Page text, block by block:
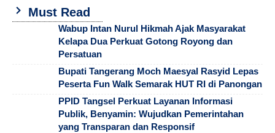
Must Read
Wabup Intan Nurul Hikmah Ajak Masyarakat
Kelapa Dua Perkuat Gotong Royong dan
Persatuan
Bupati Tangerang Moch Maesyal Rasyid Lepas
Peserta Fun Walk Semarak HUT RI di Panongan
PPID Tangsel Perkuat Layanan Informasi
Publik, Benyamin: Wujudkan Pemerintahan
yang Transparan dan Responsif